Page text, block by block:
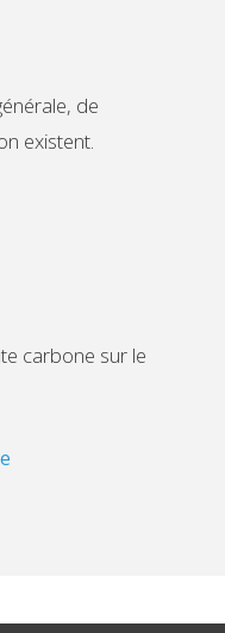
de
existent.
carbone sur le